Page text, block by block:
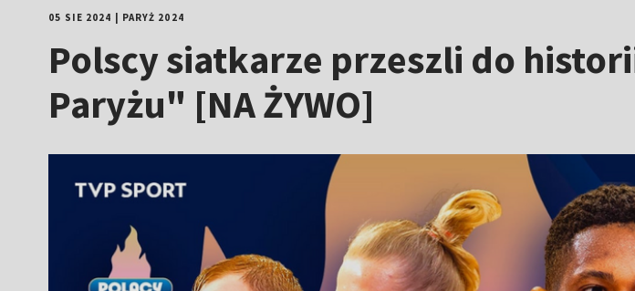
05 SIE 2024 PARYŻ 2024
Polscy siatkarze przeszli do
Paryżu" [NA ŻYWO]